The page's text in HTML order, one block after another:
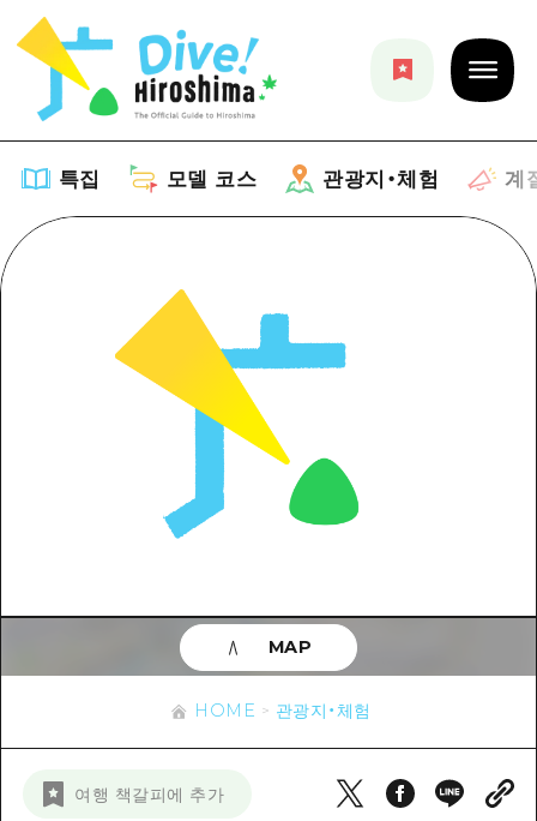
특집 모델 코스 관광지・체험 계
추천
아트
이벤트/축제
음식/술
쇼핑
스포츠
나이트 라이프
모델 코스
목록
Dive! Hiroshima 공식 가이드
Hiroshima Moshimo Travel
빈고(備後)
미야지마(宮島) 주변
관광지・체험
목록
히로시마시 주변
빈고(備後)
비북(備北)
게이호쿠(芸北)
야마구치(山口)현 동부
계절 정보
유용한 정보
목록
접근
뉴스
HOME 관광지・체험
여행 책갈피에 추가
MAP